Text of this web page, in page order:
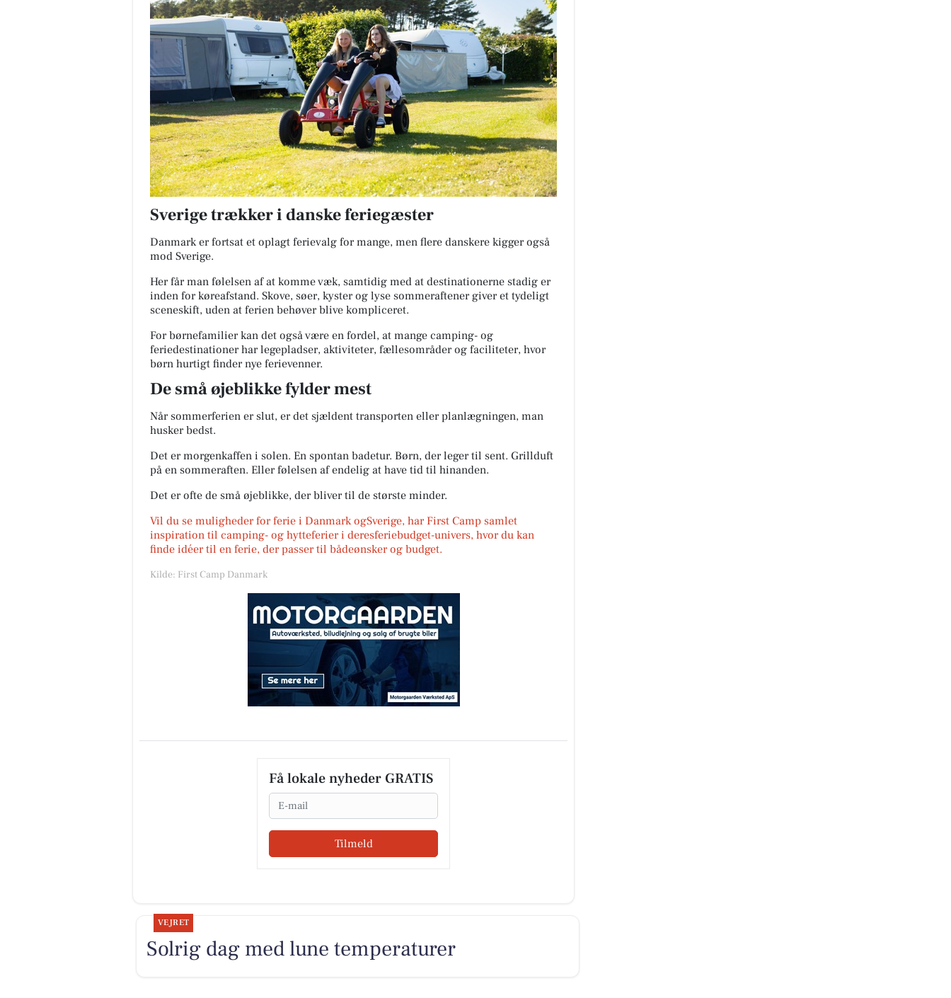
Sverige trækker i danske feriegæster
Danmark er fortsat et oplagt ferievalg for mange, men flere danskere kigger også
mod Sverige.
Her får man følelsen af at komme væk, samtidig med at destinationerne stadig er
inden for køreafstand. Skove, søer, kyster og lyse sommeraftener giver et tydeligt
sceneskift, uden at ferien behøver blive kompliceret.
For børnefamilier kan det også være en fordel, at mange camping- og
feriedestinationer har legepladser, aktiviteter, fællesområder og faciliteter, hvor
børn hurtigt finder nye ferievenner.
De små øjeblikke fylder mest
Når sommerferien er slut, er det sjældent transporten eller planlægningen, man
husker bedst.
Det er morgenkaffen i solen. En spontan badetur. Børn, der leger til sent. Grillduft
på en sommeraften. Eller følelsen af endelig at have tid til hinanden.
Det er ofte de små øjeblikke, der bliver til de største minder.
Vil du se muligheder for ferie i Danmark ogSverige, har First Camp samlet
inspiration til camping- og hytteferier i deresferiebudget-univers, hvor du kan
finde idéer til en ferie, der passer til bådeønsker og budget.
Kilde: First Camp Danmark
Få lokale nyheder GRATIS
Email
Tilmeld
VEJRET
Solrig dag med lune temperaturer